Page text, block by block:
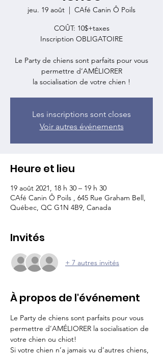
jeu. 19 août
  |
CAfé Canin Ô Poils
COÛT: 10$+taxes
Inscription OBLIGATOIRE
Le Party de chiens sont parfaits pour vous
permettre d’AMÉLIORER
Les inscriptions sont closes
Voir autres événements
Heure et lieu
19 août 2021, 18 h 30 – 19 h 30
CAfé Canin Ô Poils , 645 Rue Graham Bell,
Québec, QC G1N 4B9, Canada
Invités
+ 7 autres invités
À propos de l'événement
Le Party de chiens sont parfaits pour vous
permettre d’AMÉLIORER la socialisation de
votre chien ou chiot!
Si votre chien n’a jamais vu d’autres chiens,